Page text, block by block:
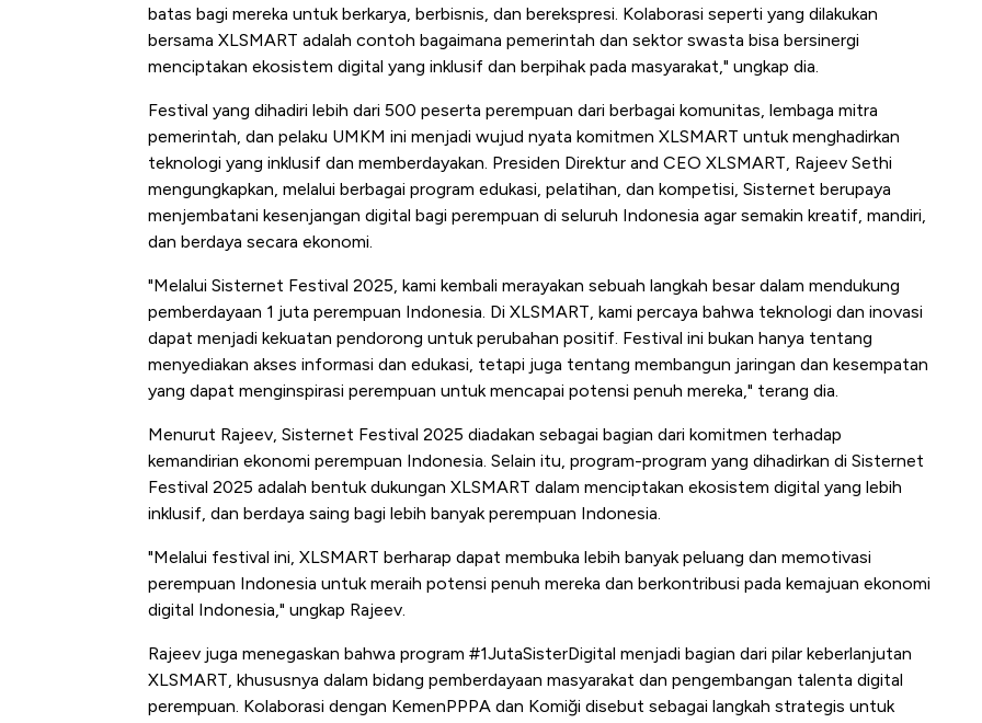
batas bagi mereka untuk berkarya, berbisnis, dan berekspresi. Kolaborasi seperti yang dilakukan
bersama XLSMART adalah contoh bagaimana pemerintah dan sektor swasta bisa bersinergi
menciptakan ekosistem digital yang inklusif dan berpihak pada masyarakat," ungkap dia.
Festival yang dihadiri lebih dari 500 peserta perempuan dari berbagai komunitas, lembaga mitra
pemerintah, dan pelaku UMKM ini menjadi wujud nyata komitmen XLSMART untuk menghadirkan
teknologi yang inklusif dan memberdayakan. Presiden Direktur and CEO XLSMART, Rajeev Sethi
mengungkapkan, melalui berbagai program edukasi, pelatihan, dan kompetisi, Sisternet berupaya
menjembatani kesenjangan digital bagi perempuan di seluruh Indonesia agar semakin kreatif, mandiri,
dan berdaya secara ekonomi.
"Melalui Sisternet Festival 2025, kami kembali merayakan sebuah langkah besar dalam mendukung
pemberdayaan 1 juta perempuan Indonesia. Di XLSMART, kami percaya bahwa teknologi dan inovasi
dapat menjadi kekuatan pendorong untuk perubahan positif. Festival ini bukan hanya tentang
menyediakan akses informasi dan edukasi, tetapi juga tentang membangun jaringan dan kesempatan
yang dapat menginspirasi perempuan untuk mencapai potensi penuh mereka," terang dia.
Menurut Rajeev, Sisternet Festival 2025 diadakan sebagai bagian dari komitmen terhadap
kemandirian ekonomi perempuan Indonesia. Selain itu, program-program yang dihadirkan di Sisternet
Festival 2025 adalah bentuk dukungan XLSMART dalam menciptakan ekosistem digital yang lebih
inklusif, dan berdaya saing bagi lebih banyak perempuan Indonesia.
"Melalui festival ini, XLSMART berharap dapat membuka lebih banyak peluang dan memotivasi
perempuan Indonesia untuk meraih potensi penuh mereka dan berkontribusi pada kemajuan ekonomi
digital Indonesia," ungkap Rajeev.
Rajeev juga menegaskan bahwa program #1JutaSisterDigital menjadi bagian dari pilar keberlanjutan
XLSMART, khususnya dalam bidang pemberdayaan masyarakat dan pengembangan talenta digital
perempuan. Kolaborasi dengan KemenPPPA dan Komiği disebut sebagai langkah strategis untuk